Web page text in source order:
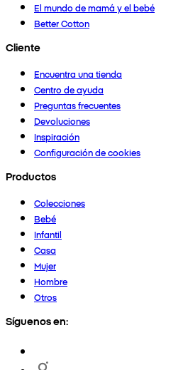
El mundo de mamá y el bebé
Better Cotton
Cliente
Encuentra una tienda
Centro de ayuda
Preguntas frecuentes
Devoluciones
Inspiración
Configuración de cookies
Productos
Colecciones
Bebé
Infantil
Casa
Mujer
Hombre
Otros
Síguenos en: